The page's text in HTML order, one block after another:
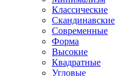
Классические
Скандинавские
Современные
Форма
Высокие
Квадратные
Угловые